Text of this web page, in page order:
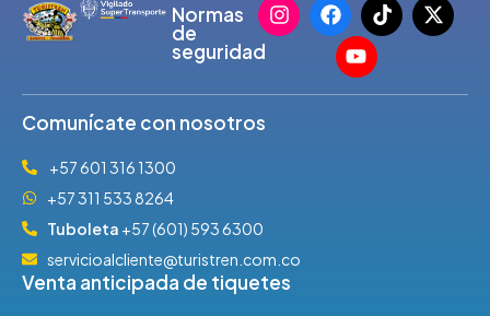
Normas
de
seguridad
Comunícate con nosotros
+57 601 316 1300
+57 311 533 8264
Tuboleta +57 (601) 593 6300
servicioalcliente@turistren.com.co
Venta anticipada de tiquetes